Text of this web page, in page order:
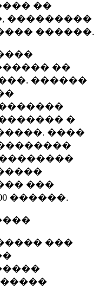
��
���������
������.
��
������
�
����
���
������.
���